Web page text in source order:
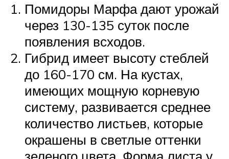
Помидоры Марфа дают урожай
через 130-135 суток после
появления всходов.
Гибрид имеет высоту стеблей
до 160-170 см. На кустах,
имеющих мощную корневую
систему, развивается среднее
количество листьев, которые
окрашены в светлые оттенки